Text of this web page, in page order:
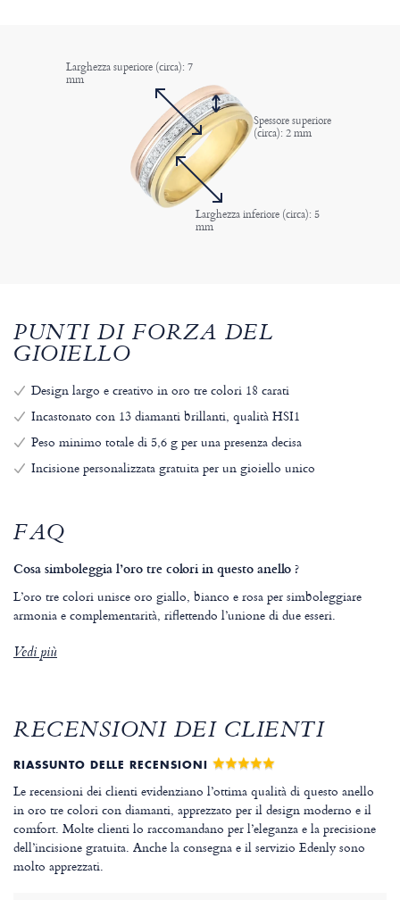
Larghezza superiore (circa): 7
mm
Spessore superiore
(circa): 2 mm
Larghezza inferiore (circa): 5
mm
PUNTI DI FORZA DEL
GIOIELLO
Design largo e creativo in oro tre colori 18 carati
Incastonato con 13 diamanti brillanti, qualità HSI1
Peso minimo totale di 5,6 g per una presenza decisa
Incisione personalizzata gratuita per un gioiello unico
FAQ
Cosa simboleggia l’oro tre colori in questo anello ?
L’oro tre colori unisce oro giallo, bianco e rosa per simboleggiare
armonia e complementarità, riflettendo l’unione di due esseri.
Vedi più
RECENSIONI DEI CLIENTI
RIASSUNTO DELLE RECENSIONI
Le recensioni dei clienti evidenziano l’ottima qualità di questo anello
in oro tre colori con diamanti, apprezzato per il design moderno e il
comfort. Molte clienti lo raccomandano per l’eleganza e la precisione
dell’incisione gratuita. Anche la consegna e il servizio Edenly sono
molto apprezzati.